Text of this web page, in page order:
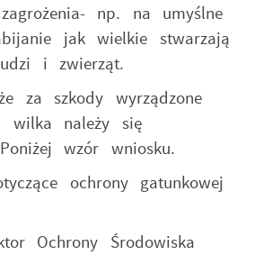
np. na umyślne
jak wielkie stwarzają
i zwierząt.
za szkody wyrządzone
wilka należy się
wzór wniosku.
ochrony gatunkowej
Ochrony Środowiska